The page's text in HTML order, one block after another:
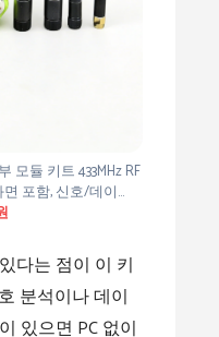
모듈 키트 433MHz RF
면 포함, 신호/데이…
다는 점이 이 키
분석이나 데이
있으면 PC 없이